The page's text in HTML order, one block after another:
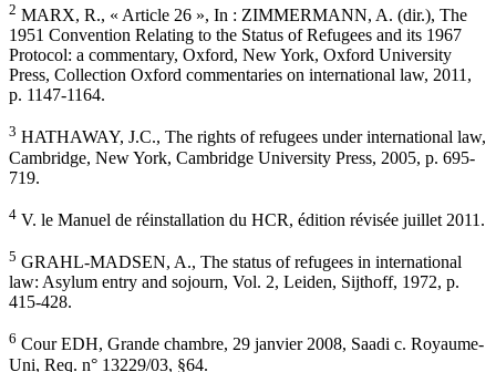
2 MARX, R., « Article 26 », In : ZIMMERMANN, A. (dir.), The
1951 Convention Relating to the Status of Refugees and its 1967
Protocol: a commentary, Oxford, New York, Oxford University
Press, Collection Oxford commentaries on international law, 2011,
p. 1147-1164.
3 HATHAWAY, J.C., The rights of refugees under international law,
Cambridge, New York, Cambridge University Press, 2005, p. 695-
719.
4 V. le Manuel de réinstallation du HCR, édition révisée juillet 2011.
5 GRAHL-MADSEN, A., The status of refugees in international
law: Asylum entry and sojourn, Vol. 2, Leiden, Sijthoff, 1972, p.
415-428.
6 Cour EDH, Grande chambre, 29 janvier 2008, Saadi c. Royaume-
Uni, Req. n° 13229/03, §64.